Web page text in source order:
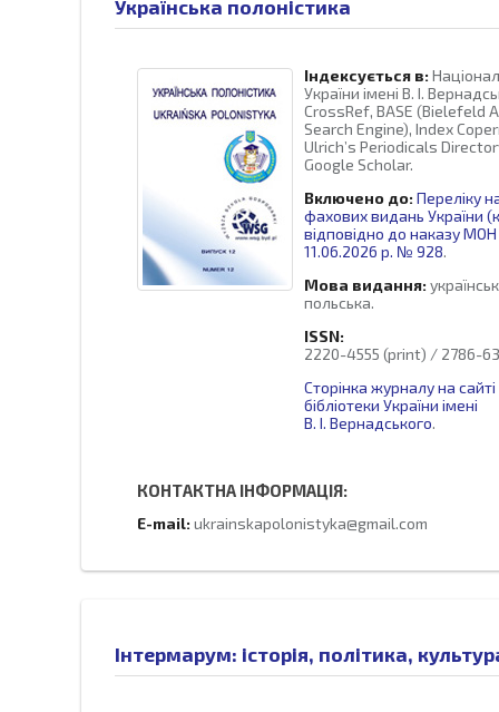
Українська полоністика
Індексується в:
України імені В. І.
CrossRef, BASE (Bielefeld
Search Engine), Index
Ulrich’s Periodicals
Google Scholar.
Включено до: Переліку
фахових видань України
відповідно до наказу МОН
11.06.2026 р. № 928.
Мова видання:
польська.
ISSN:
2220-4555 (print) / 2786-
Сторінка журналу на
бібліотеки України імені
В. І. Вернадського.
КОНТАКТНА ІНФОРМАЦІЯ:
E-mail: ukrainskapolonistyka@gmail.com
Інтермарум: історія, політика,